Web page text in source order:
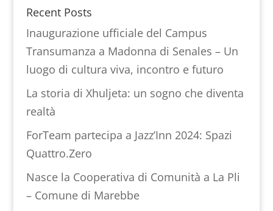
Recent Posts
Inaugurazione ufficiale del Campus
Transumanza a Madonna di Senales – Un
luogo di cultura viva, incontro e futuro
La storia di Xhuljeta: un sogno che diventa
realtà
ForTeam partecipa a Jazz’Inn 2024: Spazi
Quattro.Zero
Nasce la Cooperativa di Comunità a La Pli
– Comune di Marebbe